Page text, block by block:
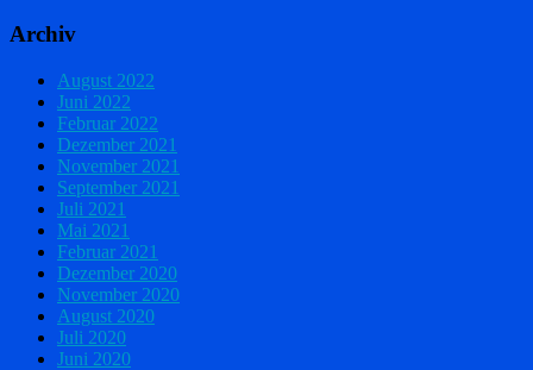
Archiv
August 2022
Juni 2022
Februar 2022
Dezember 2021
November 2021
September 2021
Juli 2021
Mai 2021
Februar 2021
Dezember 2020
November 2020
August 2020
Juli 2020
Juni 2020